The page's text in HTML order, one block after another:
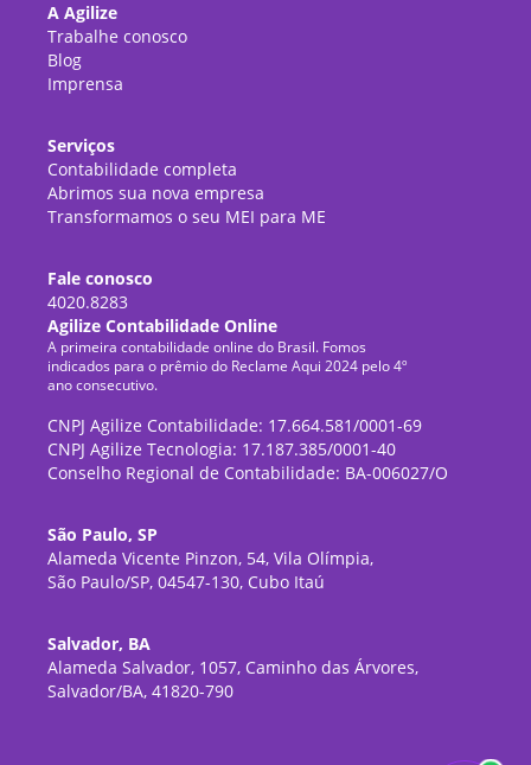
A Agilize
Trabalhe conosco
Blog
Imprensa
Serviços
Contabilidade completa
Abrimos sua nova empresa
Transformamos o seu MEI para ME
Fale conosco
4020.8283
Agilize Contabilidade Online
A primeira contabilidade online do Brasil. Fomos
indicados para o prêmio do Reclame Aqui 2024 pelo 4º
ano consecutivo.
CNPJ Agilize Contabilidade: 17.664.581/0001-69
CNPJ Agilize Tecnologia: 17.187.385/0001-40
Conselho Regional de Contabilidade: BA-006027/O
São Paulo, SP
Alameda Vicente Pinzon, 54, Vila Olímpia,
São Paulo/SP, 04547-130, Cubo Itaú
Salvador, BA
Alameda Salvador, 1057, Caminho das Árvores,
Salvador/BA, 41820-790